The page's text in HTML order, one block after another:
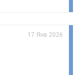
17 Янв 2026